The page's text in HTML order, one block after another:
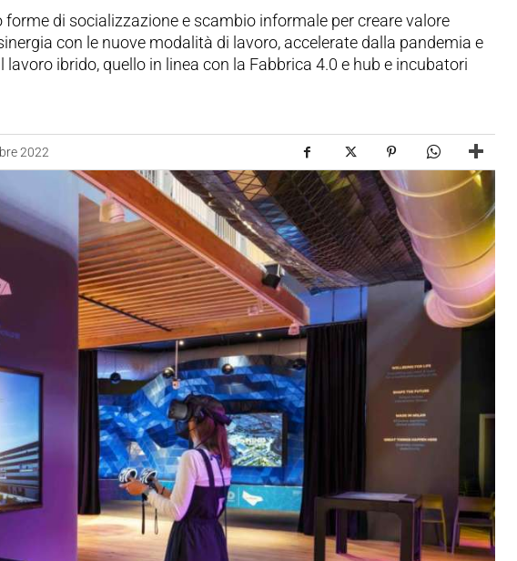
di socializzazione e scambio informale per creare valore
con le nuove modalità di lavoro, accelerate dalla pandemia e
lavoro ibrido, quello in linea con la Fabbrica 4.0 e hub e incubatori
2022